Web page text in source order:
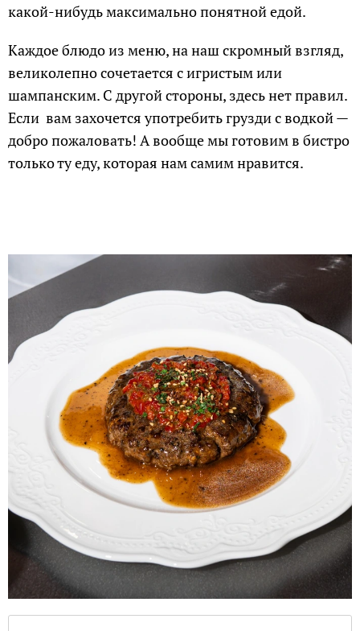
какой-нибудь максимально понятной едой.
Каждое блюдо из меню, на наш скромный взгляд,
великолепно сочетается с игристым или
шампанским. С другой стороны, здесь нет правил.
Если вам захочется употребить грузди с водкой —
добро пожаловать! А вообще мы готовим в бистро
только ту еду, которая нам самим нравится.